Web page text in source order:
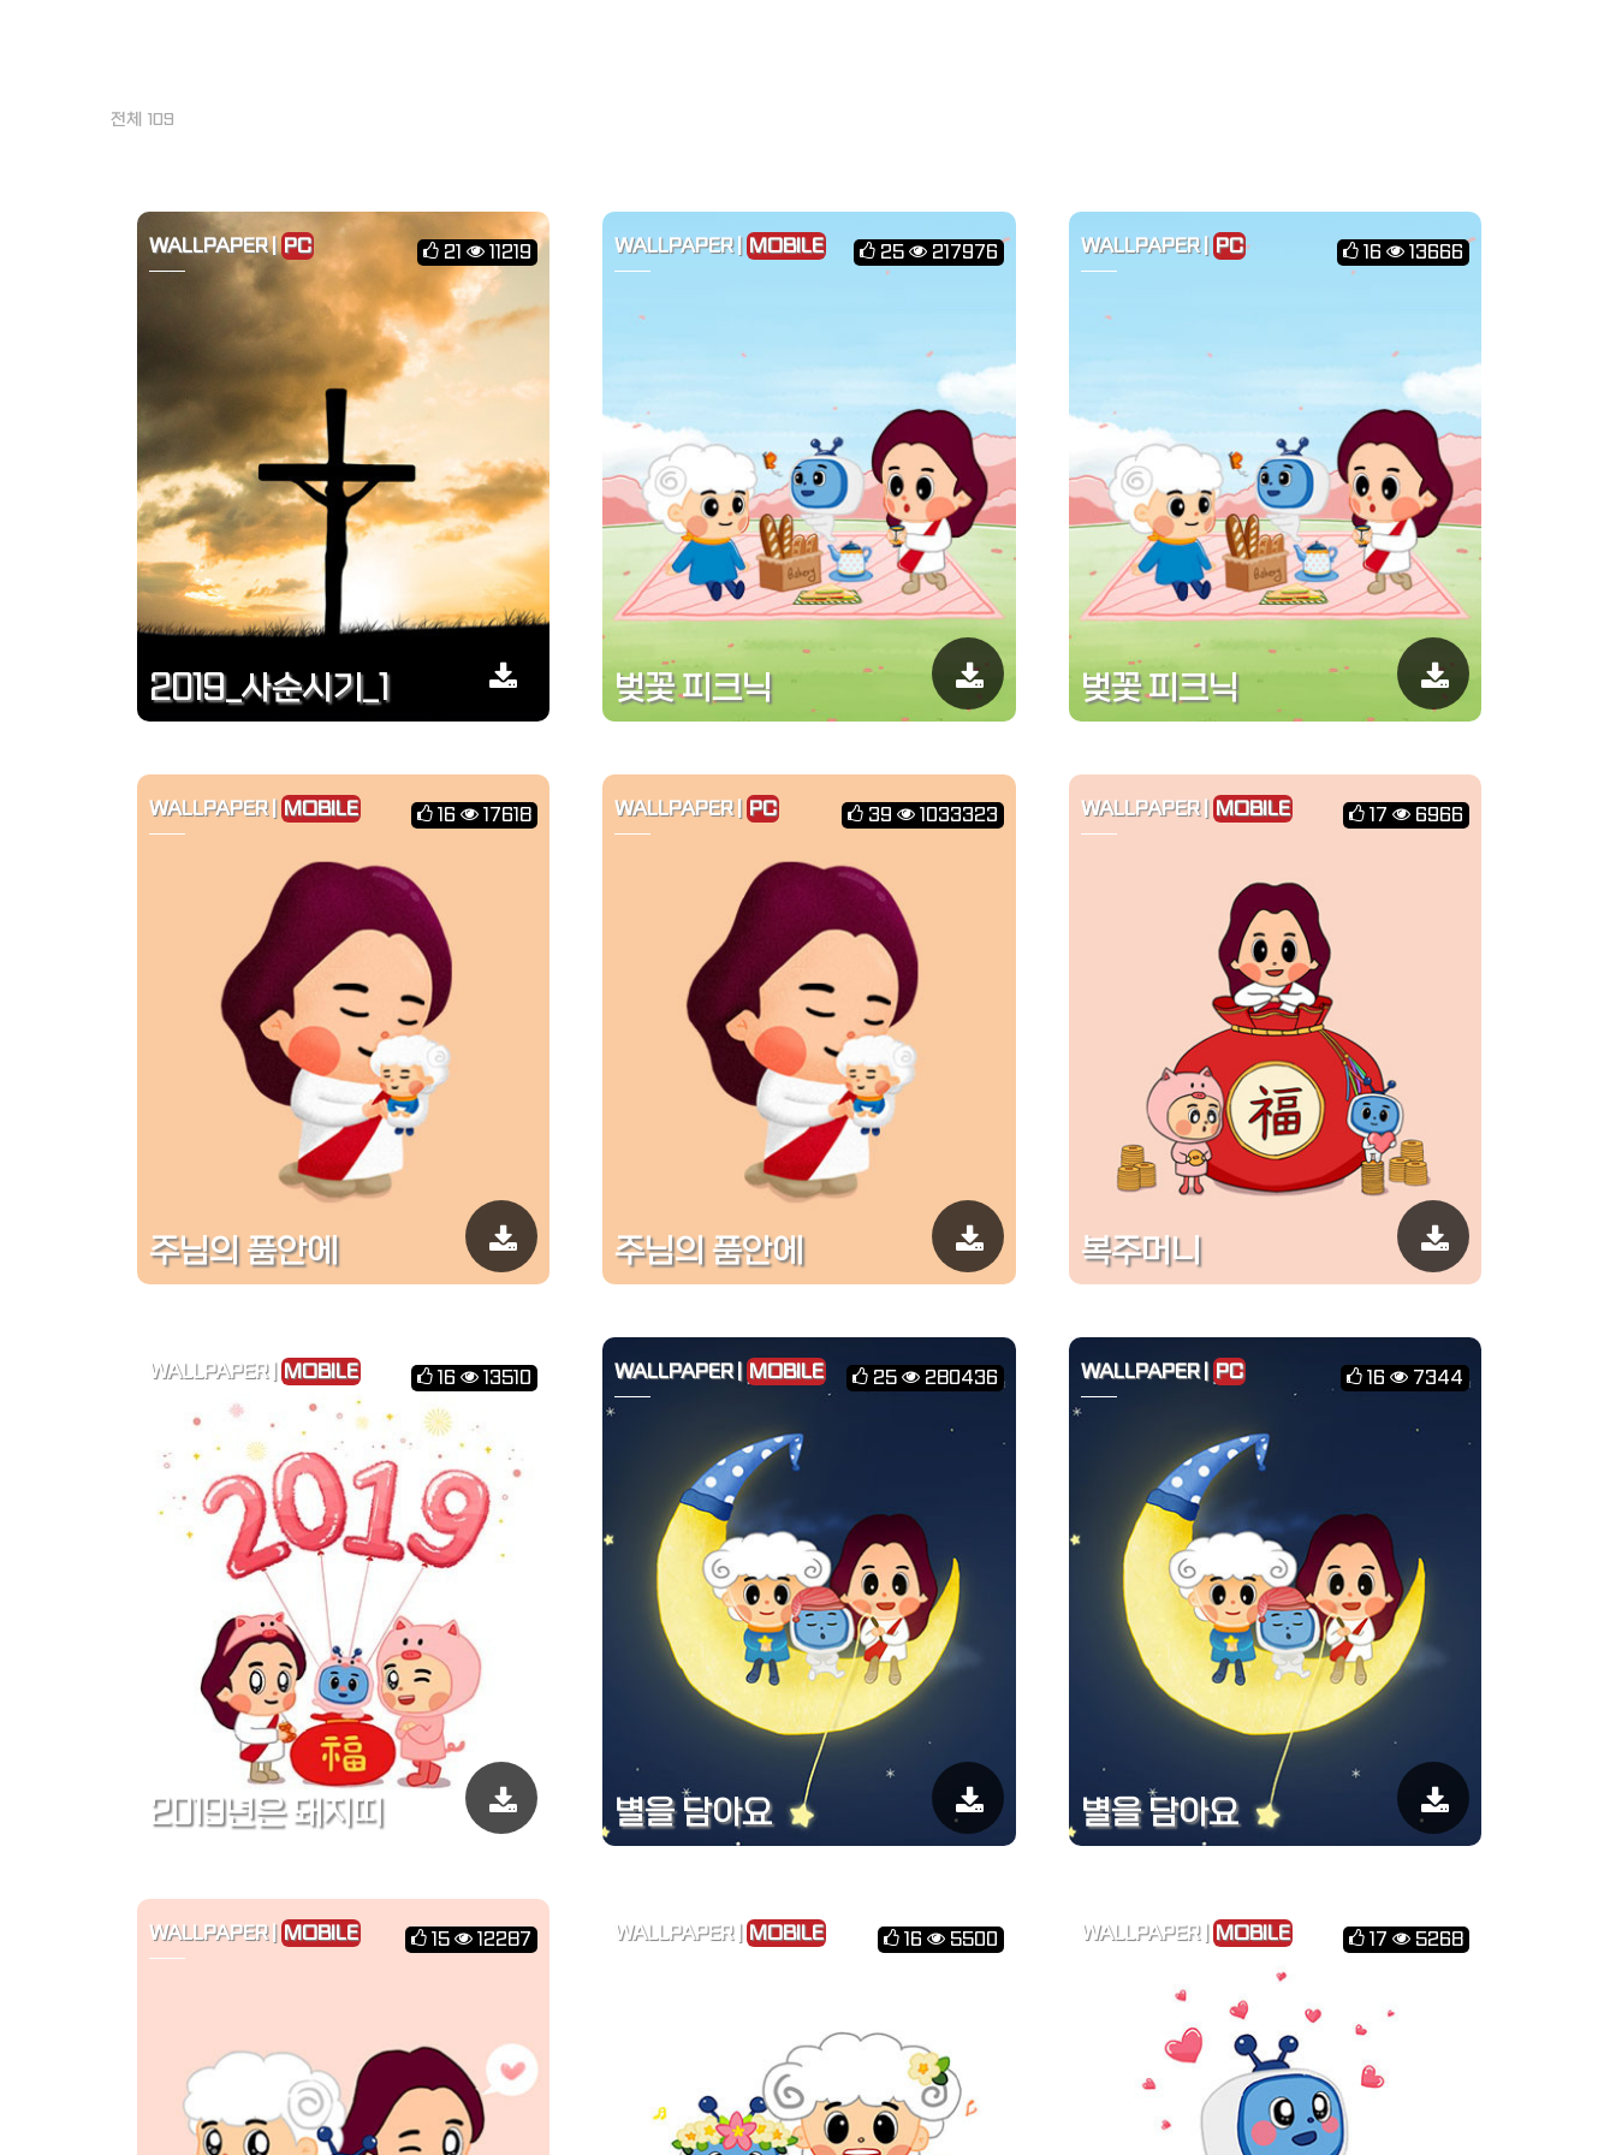
전체 109
WALLPAPER |PC
2019_사순시기_1
21 11219 WALLPAPER |MOBILE
벚꽃 피크닉
25 217976 WALLPAPER | PC
벚꽃 피크닉
16 13666
WALLPAPER | MOBILE
주님의 품안에
16 17618 WALLPAPER |PC
주님의 품안에
39 1033323 WALLPAPER | MOBILE
복주머니
17 6966
WALLPAPER | MOBILE
2019년은 돼지띠
16 13510 WALLPAPER |MOBILE
별을 담아요
25 280436 WALLPAPER | PC
별을 담아요
16 7344
WALLPAPER | MOBILE 15 12287 WALLPAPER | MOBILE 16 5500 WALLPAPER | MOBILE 17 5268